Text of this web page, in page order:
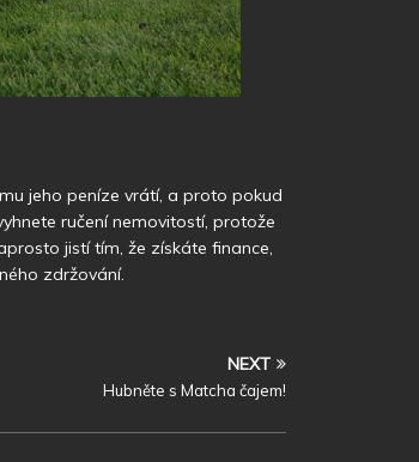
jeho peníze vrátí, a proto pokud
ručení nemovitostí, protože
jistí tím, že získáte finance,
zdržování.
NEXT
Hubněte s Matcha čajem!